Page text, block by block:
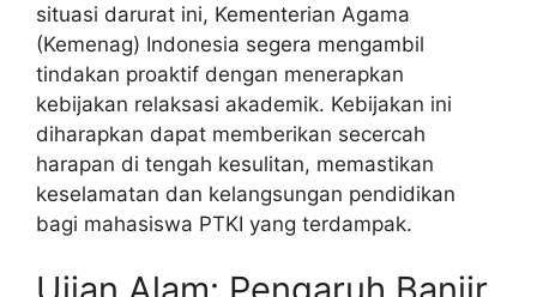
situasi darurat ini, Kementerian Agama
(Kemenag) Indonesia segera mengambil
tindakan proaktif dengan menerapkan
kebijakan relaksasi akademik. Kebijakan ini
diharapkan dapat memberikan secercah
harapan di tengah kesulitan, memastikan
keselamatan dan kelangsungan pendidikan
bagi mahasiswa PTKI yang terdampak.